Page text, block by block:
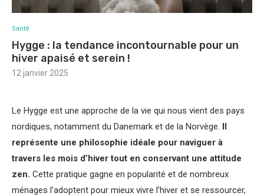
Santé
Hygge : la tendance incontournable pour un
hiver apaisé et serein !
12 janvier 2025
Le Hygge est une approche de la vie qui nous vient des pays
nordiques, notamment du Danemark et de la Norvège. Il
représente une philosophie idéale pour naviguer à
travers les mois d’hiver tout en conservant une attitude
zen. Cette pratique gagne en popularité et de nombreux
ménages l’adoptent pour mieux vivre l’hiver et se ressourcer,